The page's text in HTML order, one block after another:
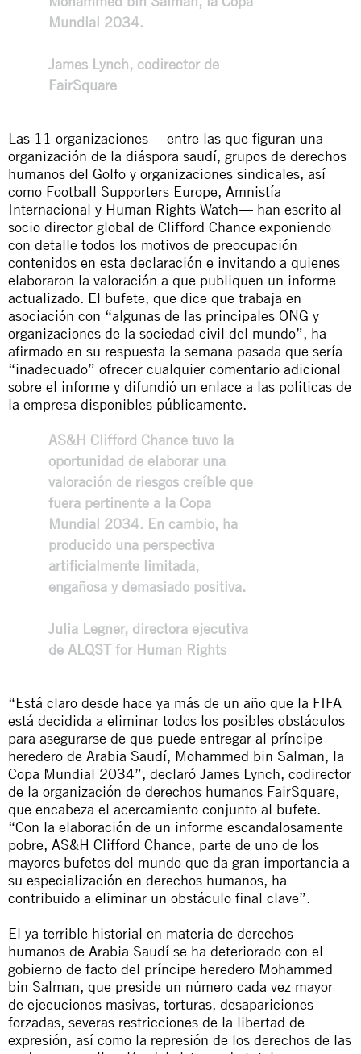
Mundial 2034.
James Lynch, codirector de
FairSquare
Las 11 organizaciones —entre las que figuran una
organización de la diáspora saudí, grupos de derechos
humanos del Golfo y organizaciones sindicales, así
como Football Supporters Europe, Amnistía
Internacional y Human Rights Watch— han escrito al
socio director global de Clifford Chance exponiendo
con detalle todos los motivos de preocupación
contenidos en esta declaración e invitando a quienes
elaboraron la valoración a que publiquen un informe
actualizado. El bufete, que dice que trabaja en
asociación con “algunas de las principales ONG y
organizaciones de la sociedad civil del mundo”, ha
afirmado en su respuesta la semana pasada que sería
“inadecuado” ofrecer cualquier comentario adicional
sobre el informe y difundió un enlace a las políticas de
la empresa disponibles públicamente.
AS&H Clifford Chance tuvo la
oportunidad de elaborar una
valoración de riesgos creíble que
fuera pertinente a la Copa
Mundial 2034. En cambio, ha
producido una perspectiva
artificialmente limitada,
engañosa y demasiado positiva.
Julia Legner, directora ejecutiva
de ALQST for Human Rights
“Está claro desde hace ya más de un año que la FIFA
está decidida a eliminar todos los posibles obstáculos
para asegurarse de que puede entregar al príncipe
heredero de Arabia Saudí, Mohammed bin Salman, la
Copa Mundial 2034”, declaró James Lynch, codirector
de la organización de derechos humanos FairSquare,
que encabeza el acercamiento conjunto al bufete.
“Con la elaboración de un informe escandalosamente
pobre, AS&H Clifford Chance, parte de uno de los
mayores bufetes del mundo que da gran importancia a
su especialización en derechos humanos, ha
contribuido a eliminar un obstáculo final clave”.
El ya terrible historial en materia de derechos
humanos de Arabia Saudí se ha deteriorado con el
gobierno de facto del príncipe heredero Mohammed
bin Salman, que preside un número cada vez mayor
de ejecuciones masivas, torturas, desapariciones
forzadas, severas restricciones de la libertad de
expresión, así como la represión de los derechos de las